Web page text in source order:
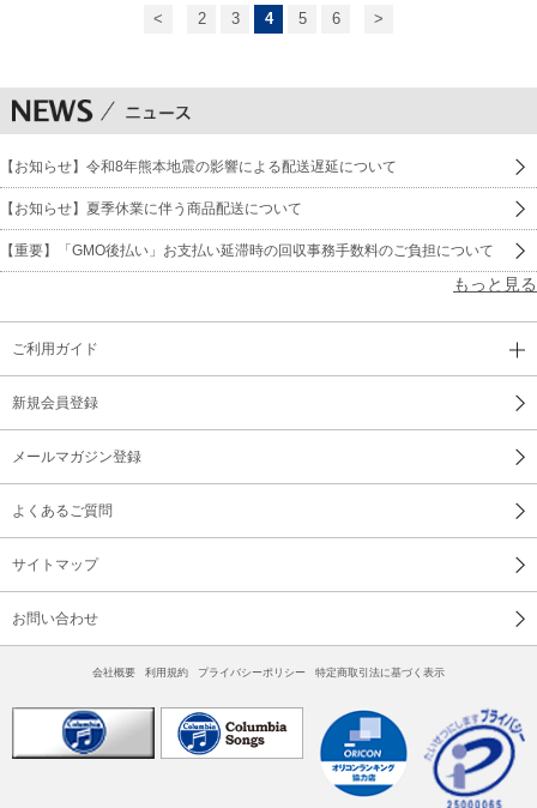
< 2 3 4 5 6 >
【お知らせ】令和8年熊本地震の影響による配送遅延について
【お知らせ】夏季休業に伴う商品配送について
【重要】「GMO後払い」お支払い延滞時の回収事務手数料のご負担について
もっと見る
ご利用ガイド
新規会員登録
メールマガジン登録
よくあるご質問
サイトマップ
お問い合わせ
会社概要 利用規約 プライバシーポリシー 特定商取引法に基づく表示